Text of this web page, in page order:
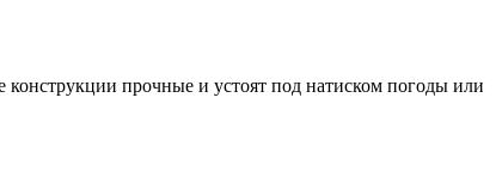
прочные и устоят под натиском погоды или